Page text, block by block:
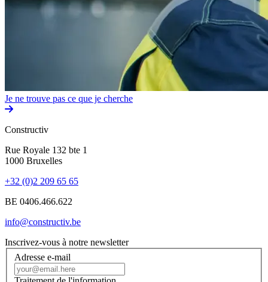
Je ne trouve pas ce que je cherche
Constructiv
Rue Royale 132 bte 1
1000 Bruxelles
+32 (0)2 209 65 65
BE 0406.466.622
info@constructiv.be
Inscrivez-vous à notre newsletter
Adresse e-mail